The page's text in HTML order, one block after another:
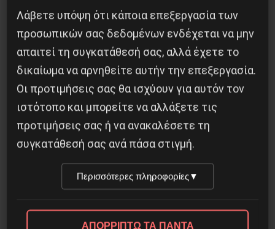
ελληνικός καπιταλισμός
Επόμενο: Η αυτοβιογραφία της Έμμα Γκόλντμαν
Δημοφιλή Άρθρα
Λάβετε υπόψη ότι κάποια επεξεργασία των
προσωπικών σας δεδομένων ενδέχεται να μην
απαιτεί τη συγκατάθεσή σας, αλλά έχετε το
δικαίωμα να αρνηθείτε αυτήν την επεξεργασία.
Οι προτιμήσεις σας θα ισχύουν για αυτόν τον
ιστότοπο και μπορείτε να αλλάξετε τις
προτιμήσεις σας ή να ανακαλέσετε τη
συγκατάθεσή σας ανά πάσα στιγμή.
Περισσότερες πληροφορίες▼
ΑΠΟΡΡΙΠΤΩ ΤΑ ΠΑΝΤΑ